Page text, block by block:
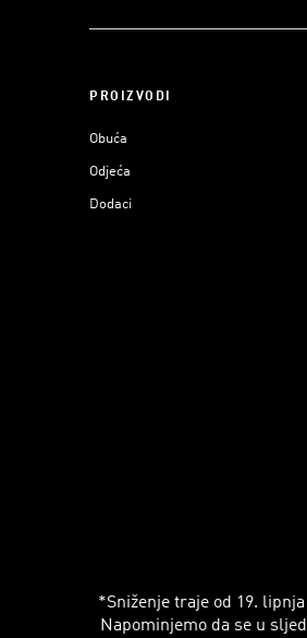
PROIZVODI
Obuća
Odjeća
Dodaci
*Sniženje traje od 19.
Napominjemo da se u